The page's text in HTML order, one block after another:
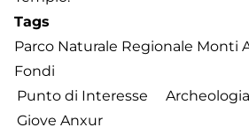
Tags
Parco Naturale Regionale Monti
Fondi
Punto di Interesse
Archeologia
Giove Anxur